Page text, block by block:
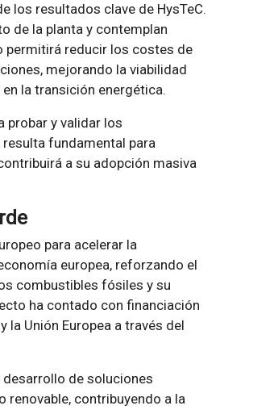
los resultados clave de HysTeC.
de la planta y contemplan
permitirá reducir los costes de
mejorando la viabilidad
la transición energética.
probar y validar los
fundamental para
a su adopción masiva
para acelerar la
europea, reforzando el
combustibles fósiles y su
ha contado con financiación
Unión Europea a través del
desarrollo de soluciones
contribuyendo a la